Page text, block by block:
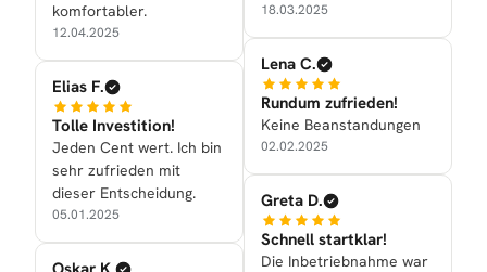
komfortabler.
12.04.2025
Elias F.
Tolle Investition!
Jeden Cent wert. Ich bin
sehr zufrieden mit
dieser Entscheidung.
05.01.2025
18.03.2025
Lena C.
Rundum zufrieden!
Keine Beanstandungen
02.02.2025
Greta D.
Schnell startklar!
Die Inbetriebnahme war